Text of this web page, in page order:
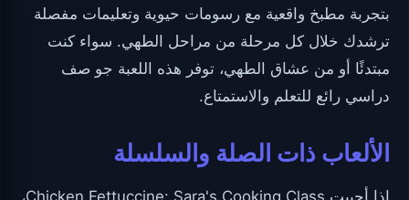
بتجربة مطبخ واقعية مع رسومات حيوية وتعليمات مفصلة
ترشدك خلال كل مرحلة من مراحل الطهي. سواء كنت
مبتدئًا أو من عشاق الطهي، توفر هذه اللعبة جو صف
دراسي رائع للتعلم والاستمتاع.
الألعاب ذات الصلة والسلسلة